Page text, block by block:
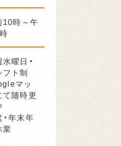
10時～午
曜日・
フト制
マッ
て随時更
年末年
業